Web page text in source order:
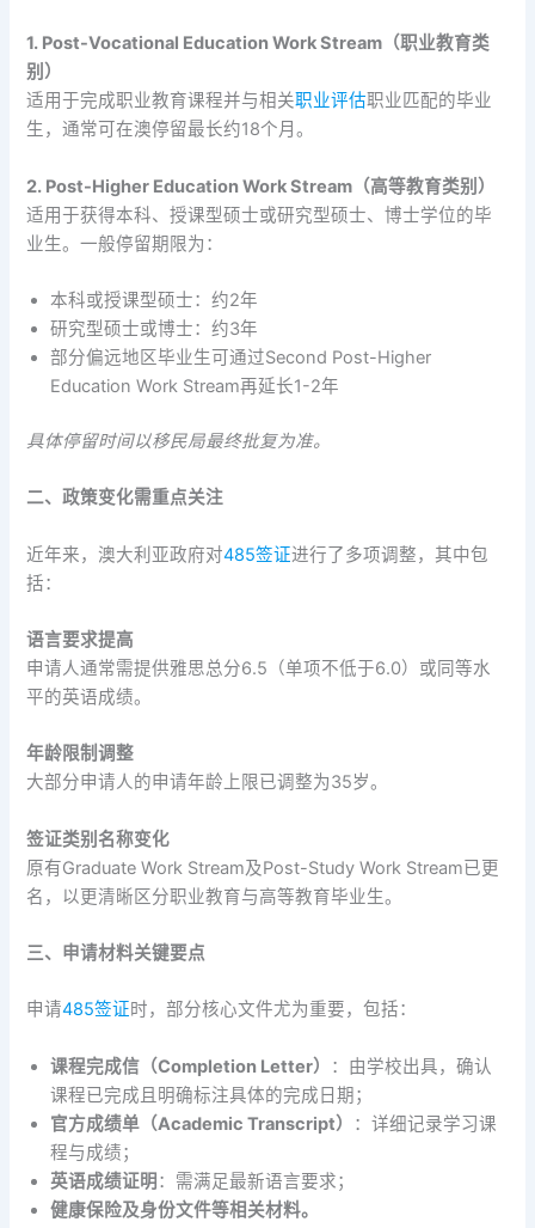
1. Post-Vocational Education Work Stream（职业教育类
别）
适用于完成职业教育课程并与相关职业评估职业匹配的毕业
生，通常可在澳停留最长约18个月。
2. Post-Higher Education Work Stream（高等教育类别）
适用于获得本科、授课型硕士或研究型硕士、博士学位的毕
业生。一般停留期限为：
本科或授课型硕士：约2年
研究型硕士或博士：约3年
部分偏远地区毕业生可通过Second Post-Higher
Education Work Stream再延长1-2年
具体停留时间以移民局最终批复为准。
二、政策变化需重点关注
近年来，澳大利亚政府对485签证进行了多项调整，其中包
括：
语言要求提高
申请人通常需提供雅思总分6.5（单项不低于6.0）或同等水
平的英语成绩。
年龄限制调整
大部分申请人的申请年龄上限已调整为35岁。
签证类别名称变化
原有Graduate Work Stream及Post-Study Work Stream已更
名，以更清晰区分职业教育与高等教育毕业生。
三、申请材料关键要点
申请485签证时，部分核心文件尤为重要，包括：
课程完成信（Completion Letter） ：由学校出具，确认
课程已完成且明确标注具体的完成日期；
官方成绩单（Academic Transcript） ：详细记录学习课
程与成绩；
英语成绩证明 ：需满足最新语言要求；
健康保险及身份文件等相关材料。